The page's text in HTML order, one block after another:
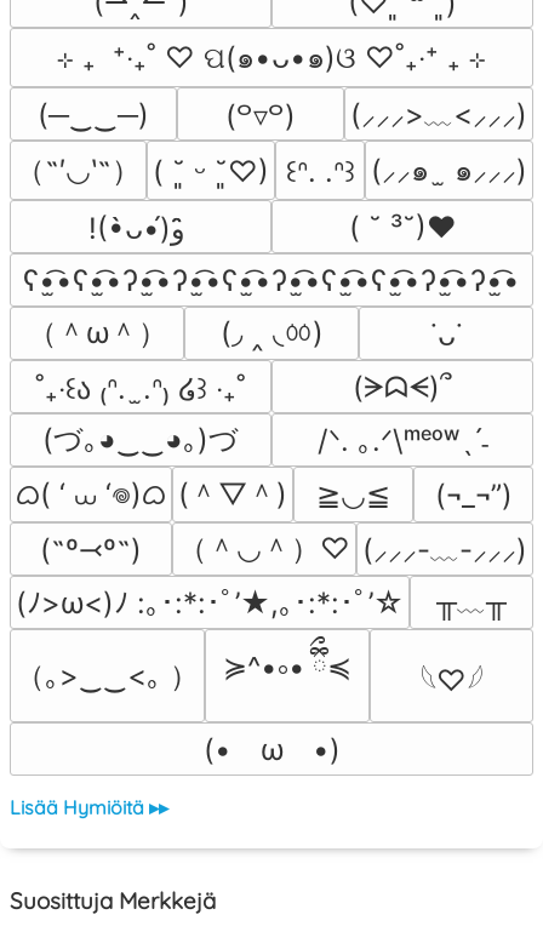
⊹ ₊  ⁺‧₊˚ ♡ ପ(๑•ᴗ•๑)ଓ ♡˚₊‧⁺ ₊ ⊹
(─‿‿─)
(꒪▿꒪)
(⸝⸝⸝>﹏<⸝⸝⸝)
（˶′◡‵˶）
( ˘͈ ᵕ ˘͈♡) ꒰ᐢ. .ᐢ꒱ (⸝⸝๑  ̫ ๑⸝⸝⸝)
( ˘ ³˘)♥
ʕ•̫͡•ʕ•̫͡•ʔ•̫͡•ʔ•̫͡•ʕ•̫͡•ʔ•̫͡•ʕ•̫͡•ʕ•̫͡•ʔ•̫͡•ʔ•̫͡•
（＾ω＾）
(◞ ‸ ◟ㆀ)
˙ᴗ˙
˚₊‧꒰ა ₍ᐢ.  ̫.ᐢ₎ ໒꒱ ‧₊˚
(ᗒᗣᗕ)՞
(づ｡◕‿‿◕｡)づ
/ᐠ. ｡.ᐟ\ᵐᵉᵒʷˎˊ˗
ᜊ( ‘ ⩊ ‘𖦹)ᜊ (＾▽＾) ≧◡≦
(¬_¬”)
(˶º⤙º˶)
（＾◡＾）♡ (⸝⸝⸝-﹏-⸝⸝⸝)
(ﾉ>ω<)ﾉ :｡･:*:･ﾟ’★,｡･:*:･ﾟ’☆
╥﹏╥
（｡>‿‿<｡ ） ≽^•༚• ྀིྀ≼
𓆩♡𓆪
(•　ω　•)
Lisää Hymiöitä ▸▸
Suosittuja Merkkejä